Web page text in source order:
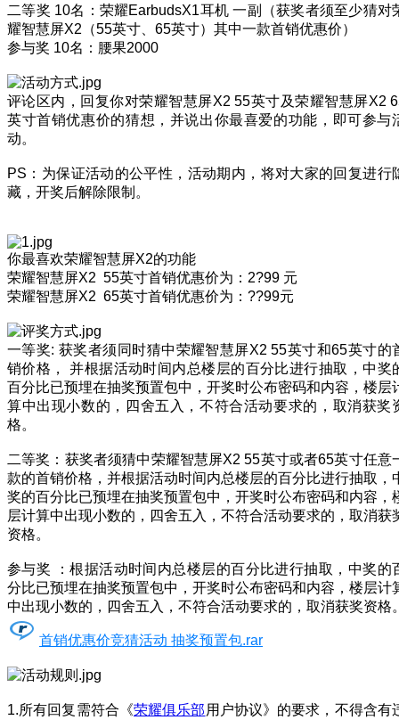
二等奖 10名：荣耀EarbudsX1耳机 一副（获奖者须至少猜对
耀智慧屏X2（55英寸、65英寸）其中一款首销优惠价）
参与奖 10名：腰果2000
评论区内，回复你对荣耀智慧屏X2 55英寸及荣耀智慧屏X2
英寸首销优惠价的猜想，并说出你最喜爱的功能，即可参与
动。
PS：为保证活动的公平性，活动期内，将对大家的回复进行
藏，开奖后解除限制。
你最喜欢荣耀智慧屏X2的功能
荣耀智慧屏X2 55英寸首销优惠价为：2?99 元
荣耀智慧屏X2 65英寸首销优惠价为：??99元
一等奖: 获奖者须同时猜中荣耀智慧屏X2 55英寸和65英寸的
销价格， 并根据活动时间内总楼层的百分比进行抽取，中奖
百分比已预埋在抽奖预置包中，开奖时公布密码和内容，楼层
算中出现小数的，四舍五入，不符合活动要求的，取消获奖
格。
二等奖：获奖者须猜中荣耀智慧屏X2 55英寸或者65英寸任意
款的首销价格，并根据活动时间内总楼层的百分比进行抽取，
奖的百分比已预埋在抽奖预置包中，开奖时公布密码和内容，
层计算中出现小数的，四舍五入，不符合活动要求的，取消获
资格。
参与奖 ：根据活动时间内总楼层的百分比进行抽取，中奖的
分比已预埋在抽奖预置包中，开奖时公布密码和内容，楼层计
中出现小数的，四舍五入，不符合活动要求的，取消获奖资格
首销优惠价竞猜活动 抽奖预置包.rar
1.所有回复需符合《荣耀俱乐部 用户协议》的要求，不得含有